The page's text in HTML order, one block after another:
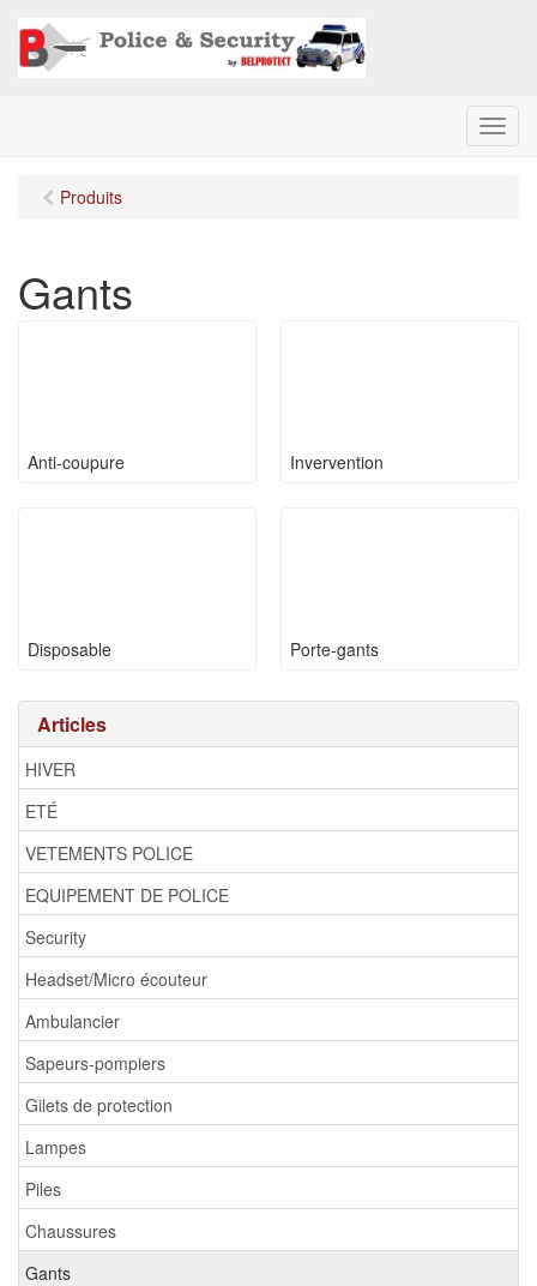
M
e
Articles
HIVER
ETÉ
VETEMENTS POLICE
EQUIPEMENT DE POLICE
Security
Headset/Micro écouteur
Ambulancier
Sapeurs-pompiers
Gilets de protection
Lampes
Piles
Chaussures
Gants
Produits
Gants
Anti-coupure Invervention
Disposable Porte-gants